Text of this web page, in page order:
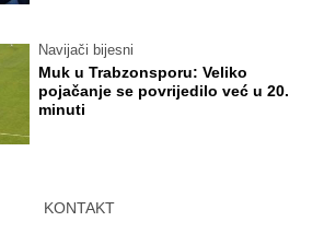
Navijači bijesni
Muk u Trabzonsporu: Veliko
pojačanje se povrijedilo već u 20.
minuti
KONTAKT